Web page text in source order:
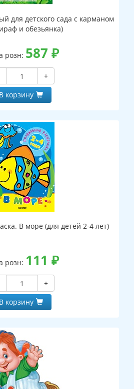
для детского сада с карманом
и обезьянка)
розн: 587 ₽
+
В корзину
В море (для детей 2-4 лет)
розн: 111 ₽
+
В корзину